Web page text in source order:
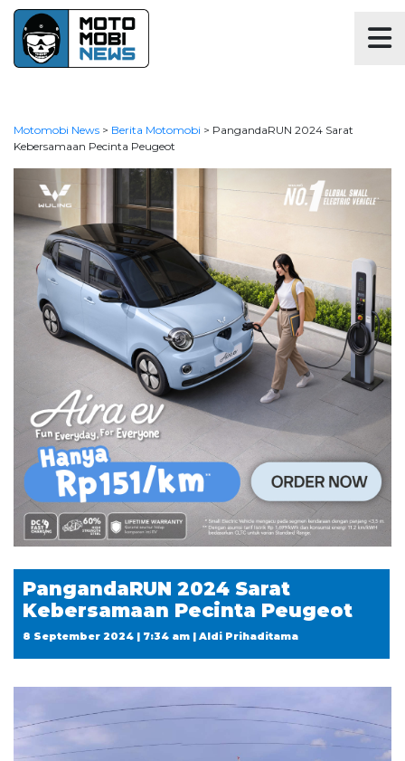
Motomobi News > Berita Motomobi > PangandaRUN 2024 Sarat
Kebersamaan Pecinta Peugeot
PangandaRUN 2024 Sarat
Kebersamaan Pecinta Peugeot
8 September 2024 | 7:34 am | Aldi Prihaditama